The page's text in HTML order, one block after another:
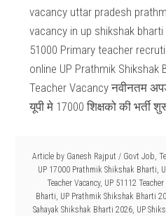
vacancy uttar pradesh
vacancy in up shikshak
51000 Primary teacher
online UP Prathmik Shikshak
Teacher Vacancy नवीनतम
यूपी मे 17000 शिक्षको की भर्ती
Article by Ganesh Rajput / Govt Job,
UP 17000 Prathmik Shikshak Bharti,
Teacher Vacancy, UP 51112
Bharti, UP Prathmik Shikshak Bharti
Sahayak Shikshak Bharti 2026, UP